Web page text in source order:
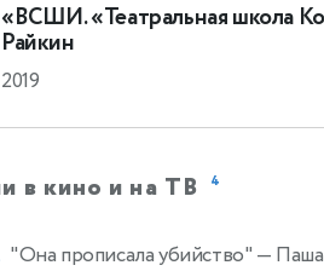
«ВСШИ. «Театральная школа
Райкин
2019
в кино и на ТВ 4
"Она прописала убийство" — Паша